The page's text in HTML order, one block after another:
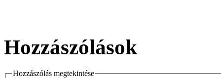
Hozzászólások
Hozzászólás megtekintése